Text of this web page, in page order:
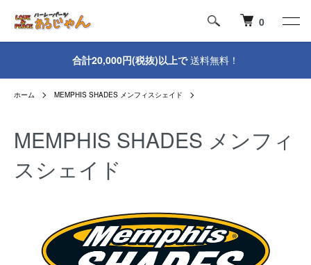
0
合計20,000円(税抜)以上で送料無料！
ホーム MEMPHIS SHADES メンフィスシェイド
MEMPHIS SHADES メンフィ
スシェイド